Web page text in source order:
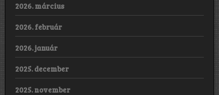
2026. március
2026. február
2026. január
2025. december
2025. november